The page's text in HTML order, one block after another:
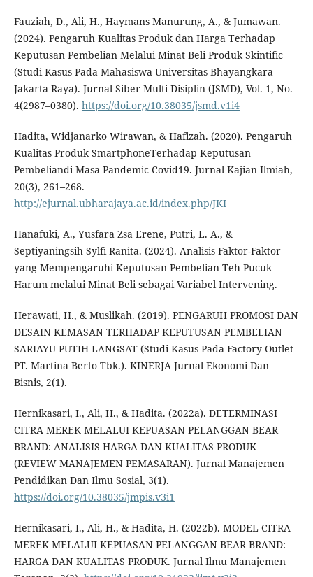
Fauziah, D., Ali, H., Haymans Manurung, A., & Jumawan.
(2024). Pengaruh Kualitas Produk dan Harga Terhadap
Keputusan Pembelian Melalui Minat Beli Produk Skintific
(Studi Kasus Pada Mahasiswa Universitas Bhayangkara
Jakarta Raya). Jurnal Siber Multi Disiplin (JSMD), Vol. 1, No.
4(2987–0380). https://doi.org/10.38035/jsmd.v1i4
Hadita, Widjanarko Wirawan, & Hafizah. (2020). Pengaruh
Kualitas Produk SmartphoneTerhadap Keputusan
Pembeliandi Masa Pandemic Covid19. Jurnal Kajian Ilmiah,
20(3), 261–268.
http://ejurnal.ubharajaya.ac.id/index.php/JKI
Hanafuki, A., Yusfara Zsa Erene, Putri, L. A., &
Septiyaningsih Sylfi Ranita. (2024). Analisis Faktor-Faktor
yang Mempengaruhi Keputusan Pembelian Teh Pucuk
Harum melalui Minat Beli sebagai Variabel Intervening.
Herawati, H., & Muslikah. (2019). PENGARUH PROMOSI DAN
DESAIN KEMASAN TERHADAP KEPUTUSAN PEMBELIAN
SARIAYU PUTIH LANGSAT (Studi Kasus Pada Factory Outlet
PT. Martina Berto Tbk.). KINERJA Jurnal Ekonomi Dan
Bisnis, 2(1).
Hernikasari, I., Ali, H., & Hadita. (2022a). DETERMINASI
CITRA MEREK MELALUI KEPUASAN PELANGGAN BEAR
BRAND: ANALISIS HARGA DAN KUALITAS PRODUK
(REVIEW MANAJEMEN PEMASARAN). Jurnal Manajemen
Pendidikan Dan Ilmu Sosial, 3(1).
https://doi.org/10.38035/jmpis.v3i1
Hernikasari, I., Ali, H., & Hadita, H. (2022b). MODEL CITRA
MEREK MELALUI KEPUASAN PELANGGAN BEAR BRAND:
HARGA DAN KUALITAS PRODUK. Jurnal Ilmu Manajemen